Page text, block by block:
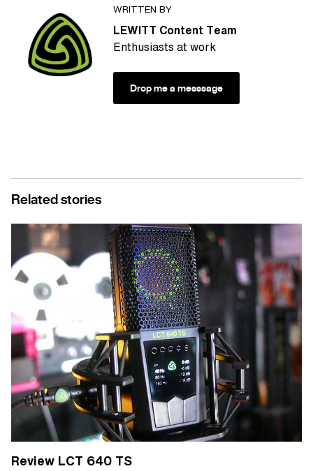
WRITTEN BY
LEWITT Content Team
Enthusiasts at work
Drop me a messsage
Related stories
Review LCT 640 TS